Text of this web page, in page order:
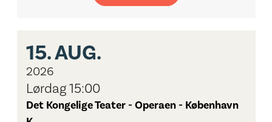
15.AUG.
2026
Lørdag 15:00
Det Kongelige Teater - Operaen - København